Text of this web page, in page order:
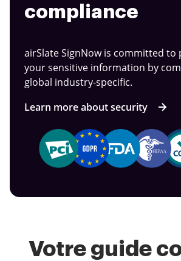
compliance
airSlate SignNow is committed
your sensitive information by
global industry-specific.
Learn more about security
Votre guide